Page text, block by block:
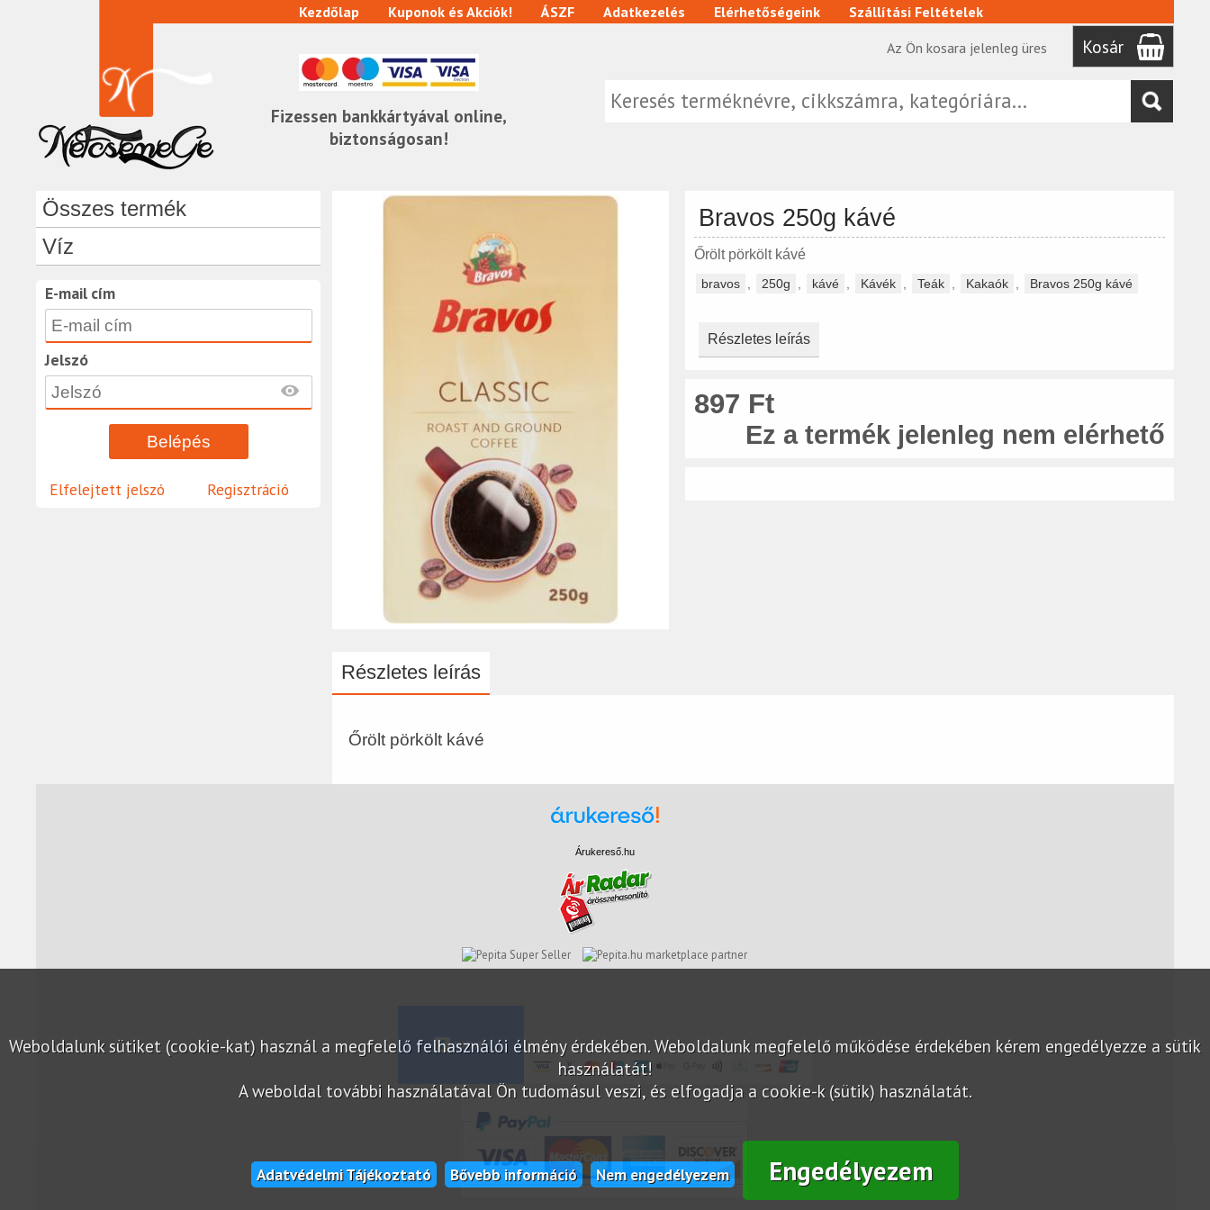
Fizessen bankkártyával online,
biztonságosan!
Kezdőlap Kuponok és Akciók! ÁSZF Adatkezelés Elérhetőségeink
Szállítási Feltételek
Az Ön kosara jelenleg üres
Kosár
Összes termék
Víz
E-mail cím
Jelszó
Elfelejtett jelszó Regisztráció
Bravos 250g kávé
Őrölt pörkölt kávé
bravos 250g kávé Kávék Teák Kakaók Bravos 250g kávé
Részletes leírás
897 Ft
Ez a termék jelenleg nem elérhető
Részletes leírás
Őrölt pörkölt kávé
Weboldalunk sütiket (cookie-kat) használ a megfelelő felhasználói élmény érdekében. Weboldalunk megfelelő működése érdekében kérem engedélyezze a sütik
használatát!
A weboldal további használatával Ön tudomásul veszi, és elfogadja a cookie-k (sütik) használatát.
Adatvédelmi Tájékoztató Bővebb információ Nem engedélyezem Engedélyezem
Árukereső.hu
marketplace partner